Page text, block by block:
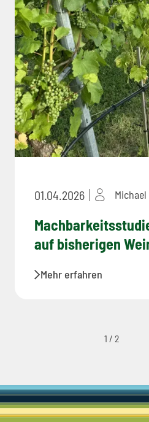
01.04.2026
auf bisherigen
Mehr erfahren
1 / 2